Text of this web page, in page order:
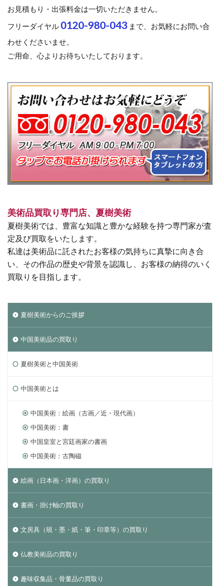
お見積もり・出張料金は一切いただきません。
フリーダイヤル 0120-980-043 まで、お気軽にお問い合
わせくださいませ。
ご用命、心よりお待ちいたしております。
美術品買取り専門店、夏樹美術
夏樹美術では、豊富な知識と豊かな経験を持つ専門家が査
定及び買取をいたします。
私達は美術品に託されたお客様の気持ちに真摯に向き合
い、その作品の歴史や背景を認識し、お客様の納得のいく
買取りを目指します。
夏樹美術からのご挨拶
中国美術品の買取り
夏樹美術と中国美術
中国美術とは
中国美術：絵画（古画／近・現代画）
中国美術：書
中国皇室と宮廷画家の書画
中国美術：古陶磁
絵画（日本画・洋画）の買取り
書画・掛け軸の買取り
文房具（硯・墨・紙・筆・印章等）の買取り
仏教美術品の買取り
趣味収集品・骨董品の買取り